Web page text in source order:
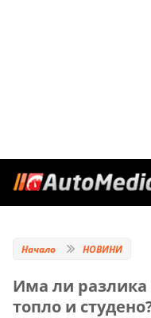
Начало НОВИНИ
Има ли разлика
топло и